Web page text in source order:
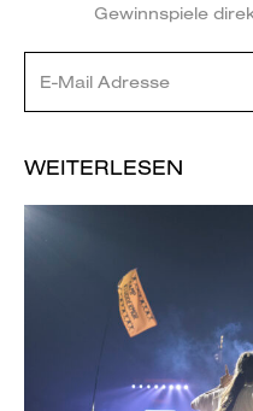
Gewinnspiele
WEITERLESEN